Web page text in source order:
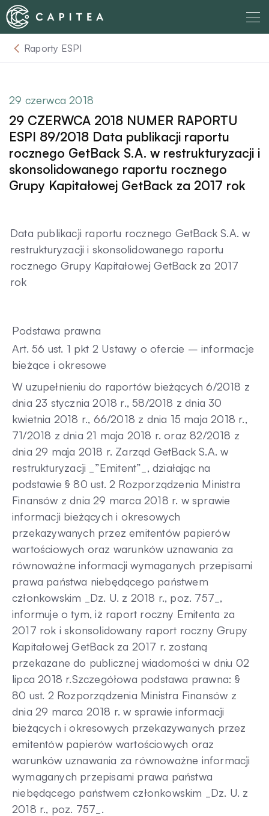
Skip
to
content
O nas
Dla Wierzyciela
Relacje Inwestorskie
Dla Dłużnika
Aktualności
Raporty ESPI
29 czerwca 2018
29 CZERWCA 2018 NUMER RAPORTU
ESPI 89/2018 Data publikacji raportu
rocznego GetBack S.A. w restrukturyzacji i
skonsolidowanego raportu rocznego
Grupy Kapitałowej GetBack za 2017 rok
Data publikacji raportu rocznego GetBack S.A. w
restrukturyzacji i skonsolidowanego raportu
rocznego Grupy Kapitałowej GetBack za 2017
rok
Podstawa prawna
Art. 56 ust. 1 pkt 2 Ustawy o ofercie – informacje
bieżące i okresowe
W uzupełnieniu do raportów bieżących 6/2018 z
dnia 23 stycznia 2018 r., 58/2018 z dnia 30
kwietnia 2018 r., 66/2018 z dnia 15 maja 2018 r.,
71/2018 z dnia 21 maja 2018 r. oraz 82/2018 z
dnia 29 maja 2018 r. Zarząd GetBack S.A. w
restrukturyzacji _”Emitent”_, działając na
podstawie § 80 ust. 2 Rozporządzenia Ministra
Finansów z dnia 29 marca 2018 r. w sprawie
informacji bieżących i okresowych
przekazywanych przez emitentów papierów
wartościowych oraz warunków uznawania za
równoważne informacji wymaganych przepisami
prawa państwa niebędącego państwem
członkowskim _Dz. U. z 2018 r., poz. 757_,
informuje o tym, iż raport roczny Emitenta za
2017 rok i skonsolidowany raport roczny Grupy
Kapitałowej GetBack za 2017 r. zostaną
przekazane do publicznej wiadomości w dniu 02
lipca 2018 r.Szczegółowa podstawa prawna: §
80 ust. 2 Rozporządzenia Ministra Finansów z
dnia 29 marca 2018 r. w sprawie informacji
bieżących i okresowych przekazywanych przez
emitentów papierów wartościowych oraz
warunków uznawania za równoważne informacji
wymaganych przepisami prawa państwa
niebędącego państwem członkowskim _Dz. U. z
2018 r., poz. 757_.